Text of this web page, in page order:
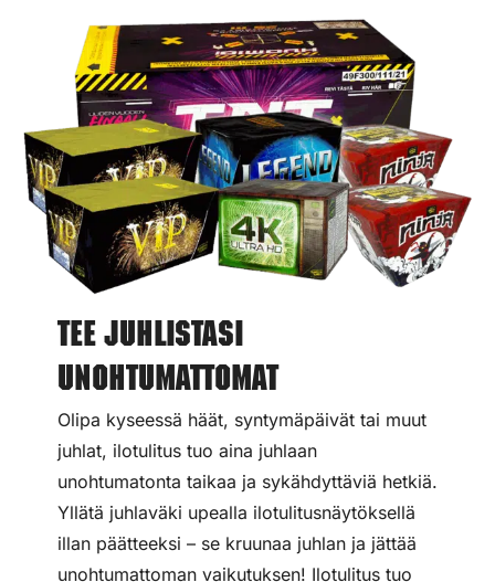
Tee juhlistasi
unohtumattomat
Olipa kyseessä häät, syntymäpäivät tai muut
juhlat, ilotulitus tuo aina juhlaan
unohtumatonta taikaa ja sykähdyttäviä hetkiä.
Yllätä juhlaväki upealla ilotulitusnäytöksellä
illan päätteeksi – se kruunaa juhlan ja jättää
unohtumattoman vaikutuksen! Ilotulitus tuo